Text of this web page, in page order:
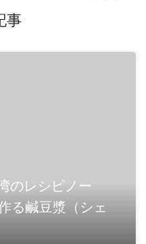
事
のレシピノー
る鹹豆漿（シェ